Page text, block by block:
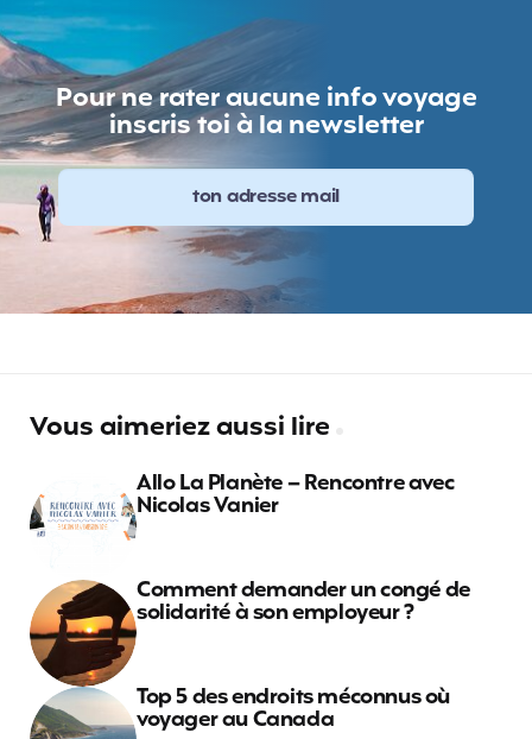
Pour ne rater aucune info voyage
inscris toi à la newsletter
Vous aimeriez aussi lire
Allo La Planète – Rencontre avec
Nicolas Vanier
Comment demander un congé de
solidarité à son employeur ?
Top 5 des endroits méconnus où
voyager au Canada